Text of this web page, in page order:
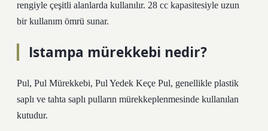
rengiyle çeşitli alanlarda kullanılır. 28 cc kapasitesiyle uzun
bir kullanım ömrü sunar.
Istampa mürekkebi nedir?
Pul, Pul Mürekkebi, Pul Yedek Keçe Pul, genellikle plastik
saplı ve tahta saplı pulların mürekkeplenmesinde kullanılan
kutudur.